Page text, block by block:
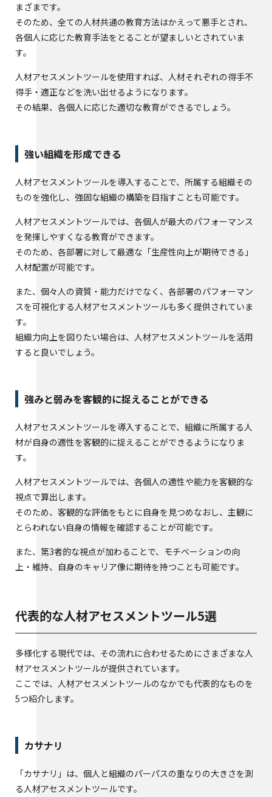
まざまです。
そのため、全ての人材共通の教育方法はかえって悪手とされ、
各個人に応じた教育手法をとることが望ましいとされていま
す。
人材アセスメントツールを使用すれば、人材それぞれの得手不
得手・適正などを洗い出せるようになります。
その結果、各個人に応じた適切な教育ができるでしょう。
強い組織を形成できる
人材アセスメントツールを導入することで、所属する組織その
ものを強化し、強固な組織の構築を目指すことも可能です。
人材アセスメントツールでは、各個人が最大のパフォーマンス
を発揮しやすくなる教育ができます。
そのため、各部署に対して最適な「生産性向上が期待できる」
人材配置が可能です。
また、個々人の資質・能力だけでなく、各部署のパフォーマン
スを可視化する人材アセスメントツールも多く提供されていま
す。
組織力向上を図りたい場合は、人材アセスメントツールを活用
すると良いでしょう。
強みと弱みを客観的に捉えることができる
人材アセスメントツールを導入することで、組織に所属する人
材が自身の適性を客観的に捉えることができるようになりま
す。
人材アセスメントツールでは、各個人の適性や能力を客観的な
視点で算出します。
そのため、客観的な評価をもとに自身を見つめなおし、主観に
とらわれない自身の情報を確認することが可能です。
また、第3者的な視点が加わることで、モチベーションの向
上・維持、自身のキャリア像に期待を持つことも可能です。
代表的な人材アセスメントツール5選
多様化する現代では、その流れに合わせるためにさまざまな人
材アセスメントツールが提供されています。
ここでは、人材アセスメントツールのなかでも代表的なものを
5つ紹介します。
カサナリ
「カサナリ」は、個人と組織のパーパスの重なりの大きさを測
る人材アセスメントツールです。